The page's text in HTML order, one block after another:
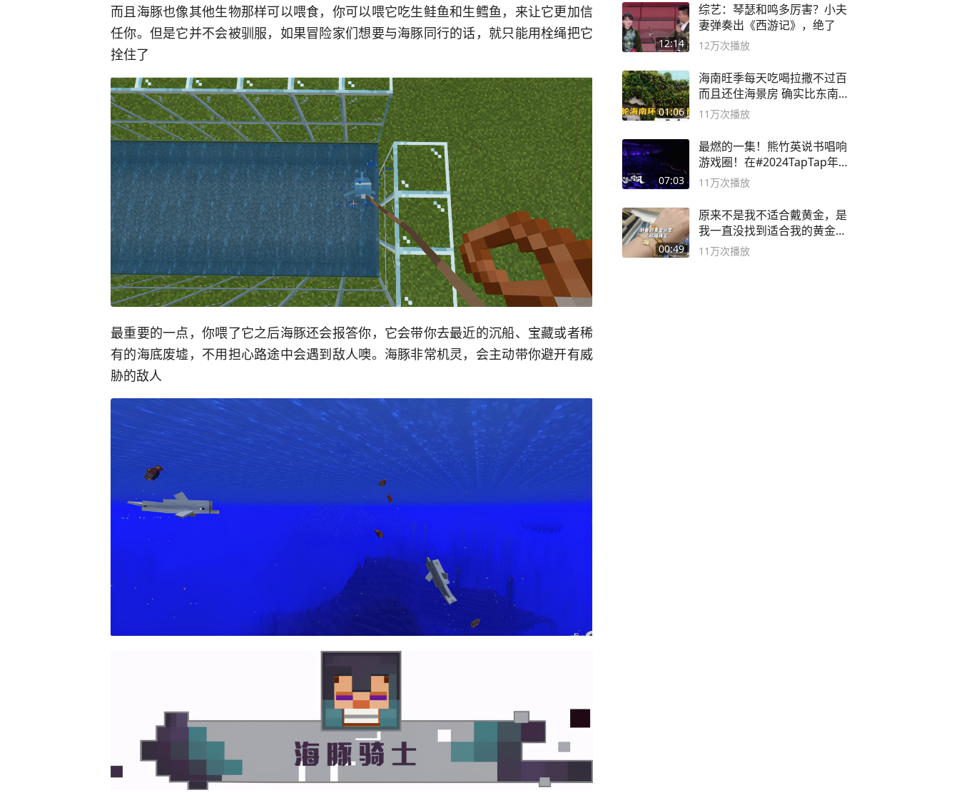
而且海豚也像其他生物那样可以喂食，你可以喂它吃生鲑鱼和生鳕鱼，来让它更加信
任你。但是它并不会被驯服，如果冒险家们想要与海豚同行的话，就只能用栓绳把它
拴住了
最重要的一点，你喂了它之后海豚还会报答你，它会带你去最近的沉船、宝藏或者稀
有的海底废墟，不用担心路途中会遇到敌人噢。海豚非常机灵，会主动带你避开有威
胁的敌人
12:14
综艺：琴瑟和鸣多厉害？小夫
妻弹奏出《西游记》，绝了
12万次播放
01:06
海南旺季每天吃喝拉撒不过百
而且还住海景房 确实比东南
亚合适
11万次播放
07:03
最燃的一集！熊竹英说书唱响
游戏圈！在#2024TapTap年
度游戏大赏
11万次播放
00:49
原来不是我不适合戴黄金，是
我一直没找到适合我的黄金
😭
11万次播放